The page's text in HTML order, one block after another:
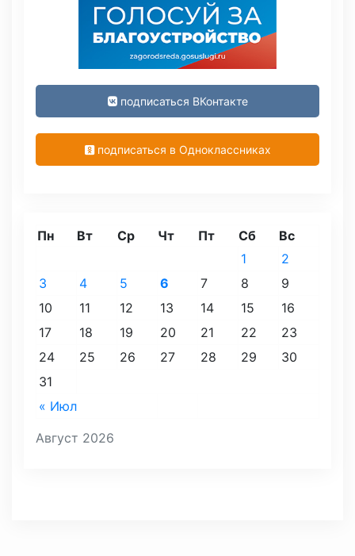
подписаться ВКонтакте
подписаться в Одноклассниках
Август 2026
Пн Вт Ср Чт Пт Сб Вс
« Июл
1
2
3
4 5 6 7 8
9
10
11 12 13 14 15
16
17
18 19 20 21 22
23
24
25 26 27 28 29
30
31